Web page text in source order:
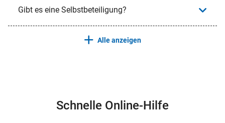
Gibt es eine Selbstbeteiligung?
Alle anzeigen
Schnelle Online-Hilfe